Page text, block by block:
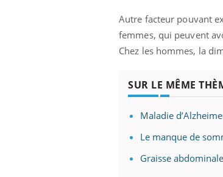
Autre facteur pouvant
femmes, qui peuvent
Chez les hommes, la
SUR LE MÊME
Maladie
Le manque de
Graisse